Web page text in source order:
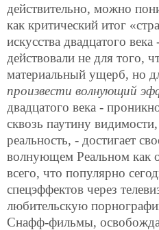
действительно, можно
как критический итог
искусства двадцатого
действовали не для того,
материальный ущерб, но
произвести волнующий
двадцатого века -
сквозь паутину
реальность, - достигает
волнующем Реальном как
всего, что популярно
спецэффектов через
любительскую
Снафф-фильмы,